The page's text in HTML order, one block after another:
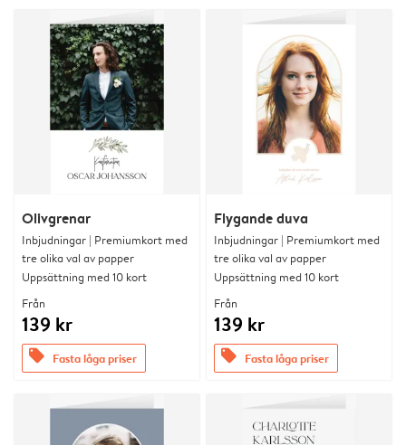
Olivgrenar
Inbjudningar | Premiumkort med
tre olika val av papper
Uppsättning med 10 kort
Från
139 kr
offers Fasta låga priser
Flygande duva
Inbjudningar | Premiumkort med
tre olika val av papper
Uppsättning med 10 kort
Från
139 kr
offers Fasta låga priser